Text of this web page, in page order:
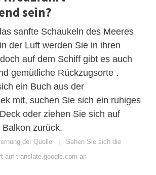
sein?
sanfte Schaukeln des Meeres
der Luft werden Sie in ihren
auf dem Schiff gibt es auch
gemütliche Rückzugsorte .
ein Buch aus der
mit, suchen Sie sich ein ruhiges
oder ziehen Sie sich auf
zurück.
der Quelle | Sehen Sie sich die
auf translate.google.com an